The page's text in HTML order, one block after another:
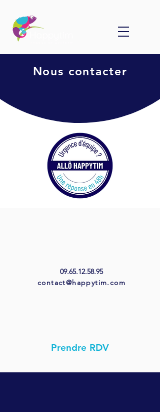
Nous contacter
09.65.12.58.95
contact@happytim.com
Prendre RDV